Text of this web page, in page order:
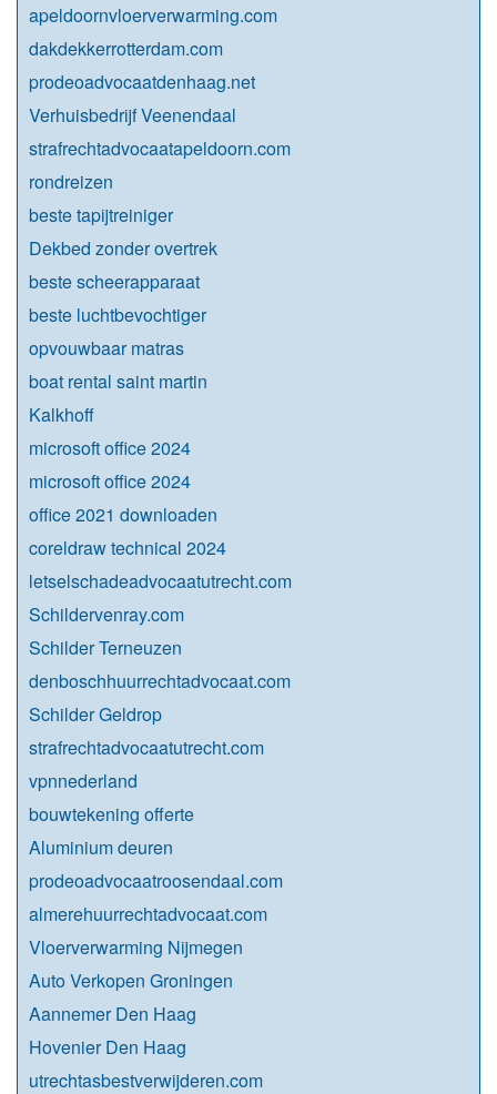
apeldoornvloerverwarming.com
dakdekkerrotterdam.com
prodeoadvocaatdenhaag.net
Verhuisbedrijf Veenendaal
strafrechtadvocaatapeldoorn.com
rondreizen
beste tapijtreiniger
Dekbed zonder overtrek
beste scheerapparaat
beste luchtbevochtiger
opvouwbaar matras
boat rental saint martin
Kalkhoff
microsoft office 2024
microsoft office 2024
office 2021 downloaden
coreldraw technical 2024
letselschadeadvocaatutrecht.com
Schildervenray.com
Schilder Terneuzen
denboschhuurrechtadvocaat.com
Schilder Geldrop
strafrechtadvocaatutrecht.com
vpnnederland
bouwtekening offerte
Aluminium deuren
prodeoadvocaatroosendaal.com
almerehuurrechtadvocaat.com
Vloerverwarming Nijmegen
Auto Verkopen Groningen
Aannemer Den Haag
Hovenier Den Haag
utrechtasbestverwijderen.com